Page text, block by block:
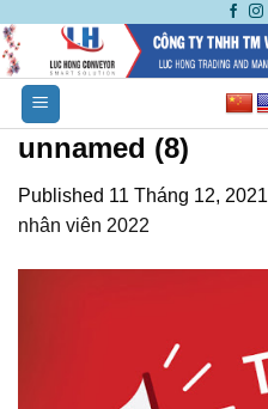
to
content
unnamed (8)
Published 11 Tháng 12, 2021
nhân viên 2022